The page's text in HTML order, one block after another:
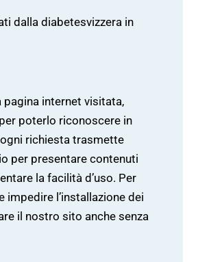
dalla diabetesvizzera in
internet visitata,
poterlo riconoscere in
richiesta trasmette
per presentare contenuti
la facilità d’uso. Per
l’installazione dei
il nostro sito anche senza